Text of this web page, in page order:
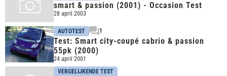
smart & passion (2001) - Occasion Test
28 april 2003
AUTOTEST 1
Test: Smart city-coupé cabrio & passion
55pk (2000)
24 april 2001
VERGELIJKENDE TEST